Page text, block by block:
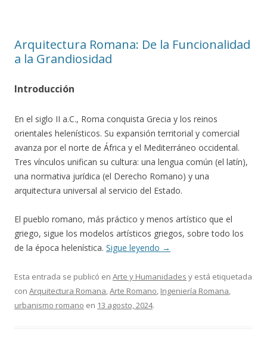
Arquitectura Romana: De la Funcionalidad
a la Grandiosidad
Introducción
En el siglo II a.C., Roma conquista Grecia y los reinos
orientales helenísticos. Su expansión territorial y comercial
avanza por el norte de África y el Mediterráneo occidental.
Tres vínculos unifican su cultura: una lengua común (el latín),
una normativa jurídica (el Derecho Romano) y una
arquitectura universal al servicio del Estado.
El pueblo romano, más práctico y menos artístico que el
griego, sigue los modelos artísticos griegos, sobre todo los
de la época helenística. Sigue leyendo →
Esta entrada se publicó en Arte y Humanidades y está etiquetada
con Arquitectura Romana,Arte Romano, Ingeniería Romana,
urbanismo romano en 13 agosto, 2024.